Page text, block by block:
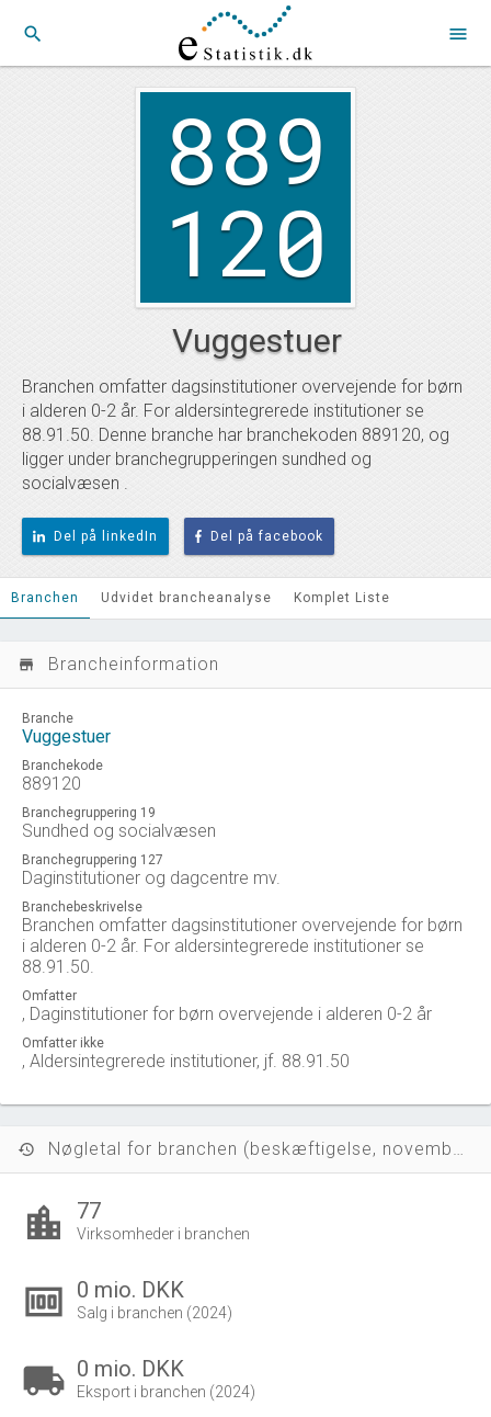
search menu
889
120
Vuggestuer
Branchen omfatter dagsinstitutioner overvejende for børn
i alderen 0-2 år. For aldersintegrerede institutioner se
88.91.50. Denne branche har branchekoden 889120, og
ligger under branchegrupperingen sundhed og
socialvæsen .
Del på linkedIn Del på facebook
Branchen Udvidet brancheanalyse Komplet Liste
store_mall_directory Brancheinformation
Branche
Vuggestuer
Branchekode
889120
Branchegruppering 19
Sundhed og socialvæsen
Branchegruppering 127
Daginstitutioner og dagcentre mv.
Branchebeskrivelse
Branchen omfatter dagsinstitutioner overvejende for børn
i alderen 0-2 år. For aldersintegrerede institutioner se
88.91.50.
Omfatter
, Daginstitutioner for børn overvejende i alderen 0-2 år
Omfatter ikke
, Aldersintegrerede institutioner, jf. 88.91.50
history Nøgletal for branchen (beskæftigelse, november 2023)
location_city 77
Virksomheder i branchen
money 0 mio. DKK
Salg i branchen (2024)
local_shipping 0 mio. DKK
Eksport i branchen (2024)